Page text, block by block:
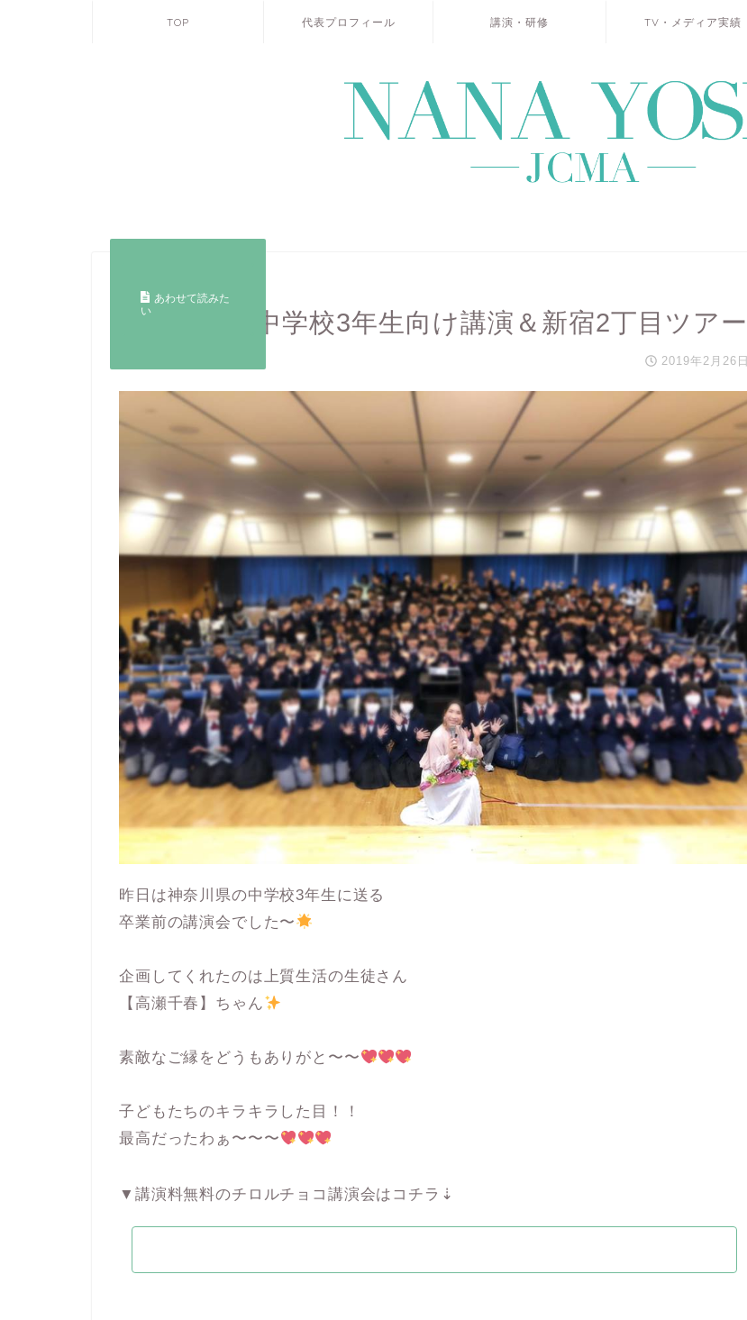
TOP 代表プロフィール 講演・研修 TV・メディア実績
神奈川県の中学校3年生向け講演＆新宿2丁目ツアー
2019年2月26日
昨日は神奈川県の中学校3年生に送る
卒業前の講演会でした〜
企画してくれたのは上質生活の生徒さん
【高瀬千春】ちゃん
素敵なご縁をどうもありがと〜〜
子どもたちのキラキラした目！！
最高だったわぁ〜〜〜
▼講演料無料のチロルチョコ講演会はコチラ⇣
あわせて読みた
い